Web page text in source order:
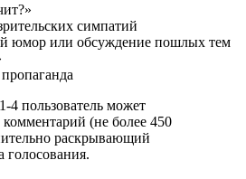
симпатий
или обсуждение пошлых тем
пользователь может
комментарий (не более 450
раскрывающий
голосования.